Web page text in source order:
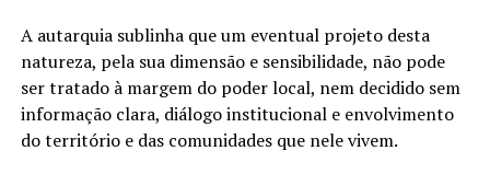
A autarquia sublinha que um eventual projeto desta
natureza, pela sua dimensão e sensibilidade, não pode
ser tratado à margem do poder local, nem decidido sem
informação clara, diálogo institucional e envolvimento
do território e das comunidades que nele vivem.